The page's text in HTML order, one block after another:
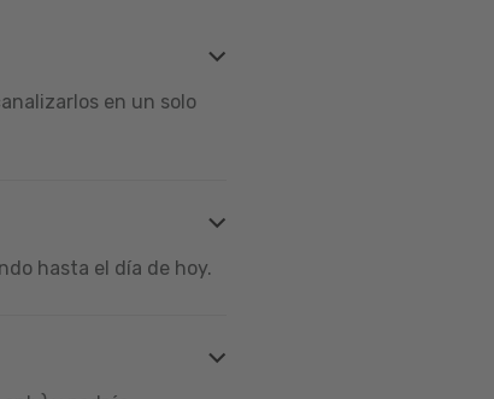
en un solo
hasta el día de hoy.